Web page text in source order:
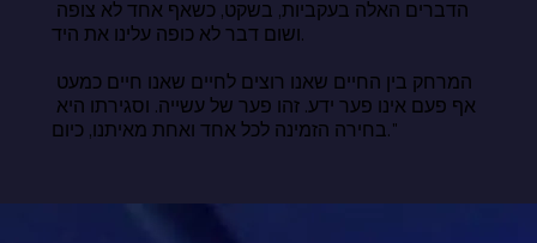
ושום דבר לא כופה עלינו את היד.
בחירה הזמינה לכל אחד ואחת מאיתנו, כיום."